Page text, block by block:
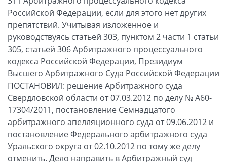
Российской Федерации, если для этого нет других
препятствий. Учитывая изложенное и
руководствуясь статьей 303, пунктом 2 части 1 статьи
305, статьей 306 Арбитражного процессуального
кодекса Российской Федерации, Президиум
Высшего Арбитражного Суда Российской Федерации
ПОСТАНОВИЛ: решение Арбитражного суда
Свердловской области от 07.03.2012 по делу № А60-
17304/2011, постановление Семнадцатого
арбитражного апелляционного суда от 09.06.2012 и
постановление Федерального арбитражного суда
Уральского округа от 02.10.2012 по тому же делу
отменить. Дело направить в Арбитражный суд